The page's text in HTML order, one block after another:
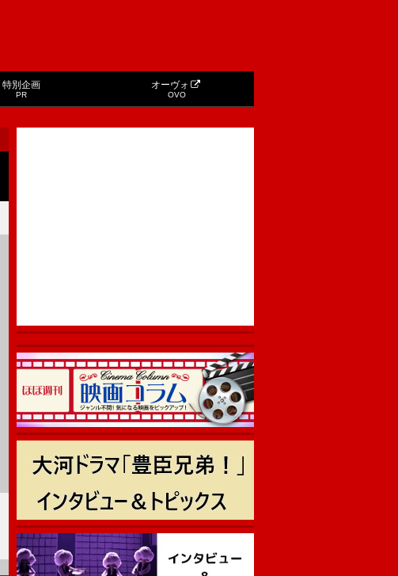
特別企画
PR
オーヴォ
OVO